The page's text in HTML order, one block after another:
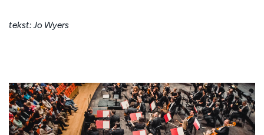
tekst: Jo Wyers